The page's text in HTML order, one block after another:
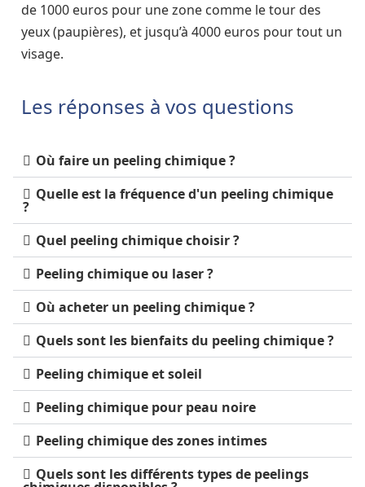
de 1000 euros pour une zone comme le tour des
yeux (paupières), et jusqu’à 4000 euros pour tout un
visage.
Les réponses à vos questions
Où faire un peeling chimique ?
Quelle est la fréquence d'un peeling chimique
?
Quel peeling chimique choisir ?
Peeling chimique ou laser ?
Où acheter un peeling chimique ?
Quels sont les bienfaits du peeling chimique ?
Peeling chimique et soleil
Peeling chimique pour peau noire
Peeling chimique des zones intimes
Quels sont les différents types de peelings